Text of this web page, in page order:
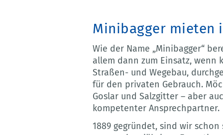
Minibagger mieten
Wie der Name „Minibagger“
allem dann zum Einsatz, wenn
Straßen- und Wegebau,
für den privaten Gebrauch.
Goslar und Salzgitter – aber
kompetenter Ansprechpartner.
1889 gegründet, sind wir